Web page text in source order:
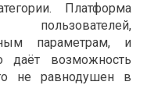
Платформа
пользователей,
параметрам, и
даёт возможность
не равнодушен в